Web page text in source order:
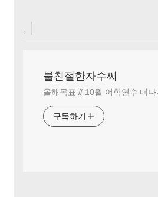
, |
불친절한자수씨
올해목표 // 10월 어학연수 떠나
구독하기